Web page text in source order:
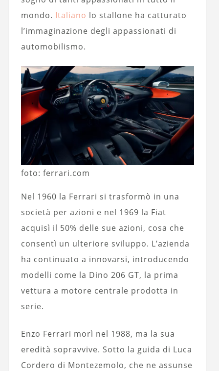
mondo. Italiano lo stallone ha catturato
l’immaginazione degli appassionati di
automobilismo.
foto: ferrari.com
Nel 1960 la Ferrari si trasformò in una
società per azioni e nel 1969 la Fiat
acquisì il 50% delle sue azioni, cosa che
consentì un ulteriore sviluppo. L’azienda
ha continuato a innovarsi, introducendo
modelli come la Dino 206 GT, la prima
vettura a motore centrale prodotta in
serie.
Enzo Ferrari morì nel 1988, ma la sua
eredità sopravvive. Sotto la guida di Luca
Cordero di Montezemolo, che ne assunse